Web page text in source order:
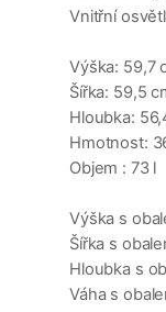
Vnitřní
Výška: 59,7
Šířka: 59,5
Hloubka:
Hmotnost:
Objem : 73 l
Výška s
Šířka s
Hloubka s
Váha s